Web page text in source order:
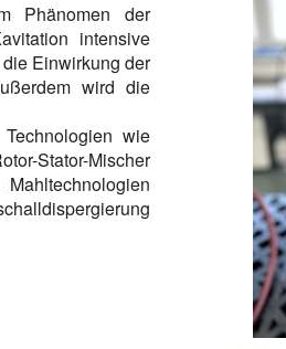
Phänomen der
intensive
Einwirkung der
wird die
wie
Stator-Mischer
des UP400St mit einer S24d